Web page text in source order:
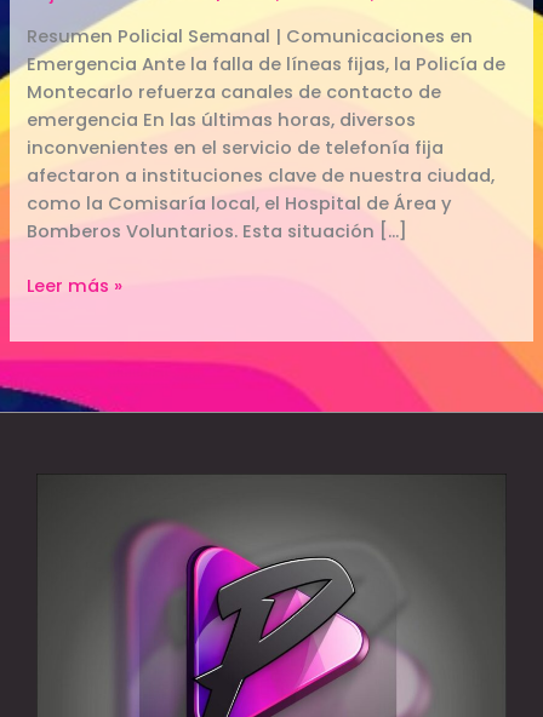
Resumen Policial Semanal | Comunicaciones en
Emergencia Ante la falla de líneas fijas, la Policía de
Montecarlo refuerza canales de contacto de
emergencia En las últimas horas, diversos
inconvenientes en el servicio de telefonía fija
afectaron a instituciones clave de nuestra ciudad,
como la Comisaría local, el Hospital de Área y
Bomberos Voluntarios. Esta situación […]
Leer más »